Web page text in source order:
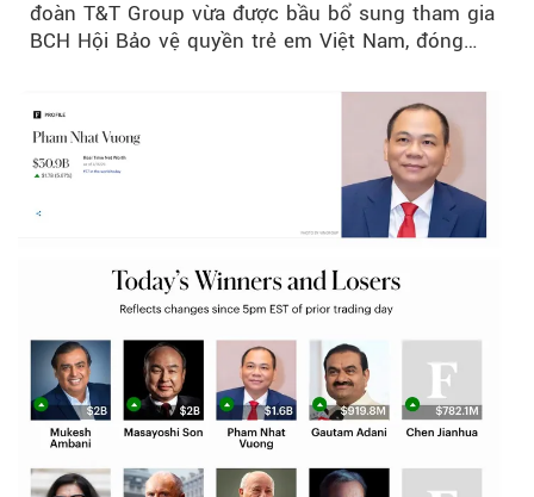
đoàn T&T Group vừa được bầu bổ sung tham gia
BCH Hội Bảo vệ quyền trẻ em Việt Nam, đóng